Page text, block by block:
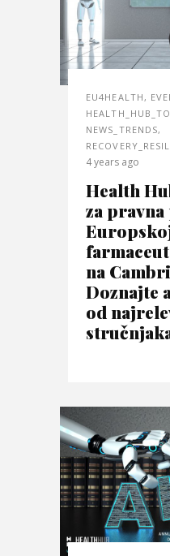
EU4HEALTH,
NEWS_TRENDS,
4 years ago
Health
za
na
Doznajte
od